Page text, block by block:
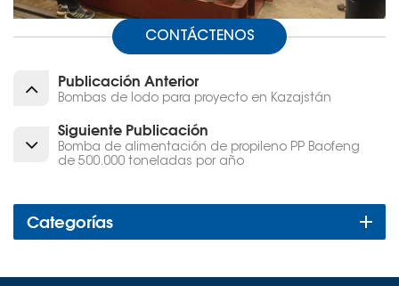
CONTÁCTENOS
Publicación Anterior
Bombas de lodo para proyecto en Kazajstán
Siguiente Publicación
Bomba de alimentación de propileno PP Baofeng
de 500.000 toneladas por año
Categorías